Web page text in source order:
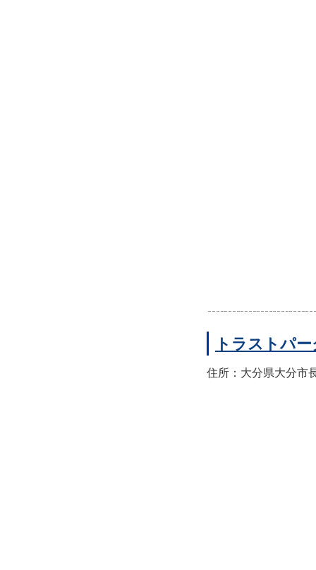
トラストパ
住所：大分県大分市